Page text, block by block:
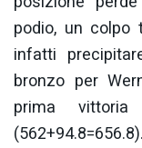
podio, un
infatti
bronzo per
prima
(562+94.8=656.8).